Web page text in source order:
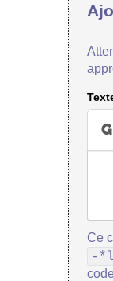
Ce
-